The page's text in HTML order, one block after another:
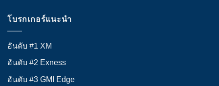
โบรกเกอร์แนะนำ
อันดับ #1 XM
อันดับ #2 Exness
อันดับ #3 GMI Edge